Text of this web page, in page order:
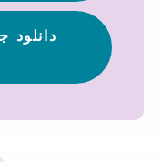
دانلود